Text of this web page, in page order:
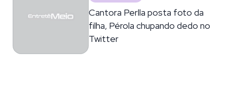
Cantora Perlla posta foto da
filha, Pérola chupando dedo no
Twitter